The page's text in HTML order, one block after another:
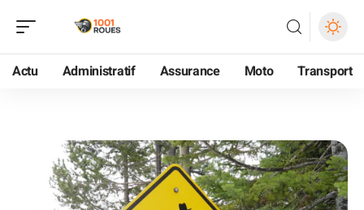
Actu Administratif Assurance Moto Transport